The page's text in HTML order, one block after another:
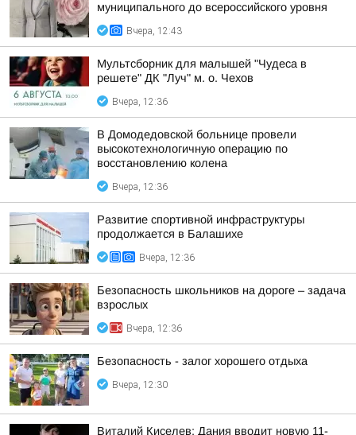
муниципального до всероссийского уровня
Вчера, 12:43
Мультсборник для малышей "Чудеса в
решете" ДК "Луч" м. о. Чехов
Вчера, 12:36
В Домодедовской больнице провели
высокотехнологичную операцию по
восстановлению колена
Вчера, 12:36
Развитие спортивной инфраструктуры
продолжается в Балашихе
Вчера, 12:36
Безопасность школьников на дороге – задача
взрослых
Вчера, 12:36
Безопасность - залог хорошего отдыха
Вчера, 12:30
Виталий Киселев: Дания вводит новую 11-